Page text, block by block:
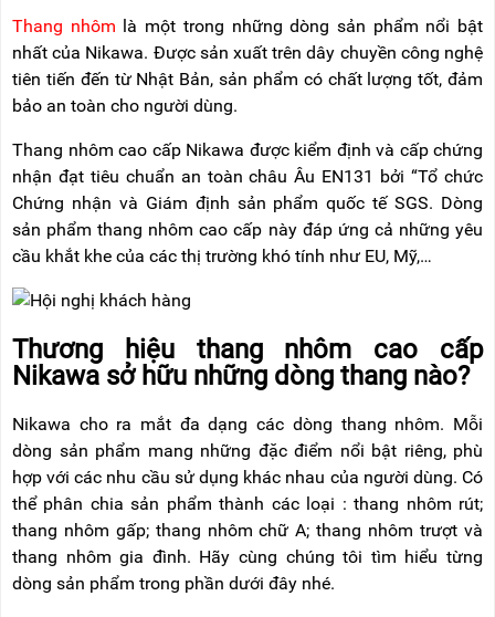
Thang nhôm là một trong những dòng sản phẩm nổi bật
nhất của Nikawa. Được sản xuất trên dây chuyền công nghệ
tiên tiến đến từ Nhật Bản, sản phẩm có chất lượng tốt, đảm
bảo an toàn cho người dùng.
Thang nhôm cao cấp Nikawa được kiểm định và cấp chứng
nhận đạt tiêu chuẩn an toàn châu Âu EN131 bởi “Tổ chức
Chứng nhận và Giám định sản phẩm quốc tế SGS. Dòng
sản phẩm thang nhôm cao cấp này đáp ứng cả những yêu
cầu khắt khe của các thị trường khó tính như EU, Mỹ,…
Thương hiệu thang nhôm cao cấp
Nikawa sở hữu những dòng thang nào?
Nikawa cho ra mắt đa dạng các dòng thang nhôm. Mỗi
dòng sản phẩm mang những đặc điểm nổi bật riêng, phù
hợp với các nhu cầu sử dụng khác nhau của người dùng. Có
thể phân chia sản phẩm thành các loại : thang nhôm rút;
thang nhôm gấp; thang nhôm chữ A; thang nhôm trượt và
thang nhôm gia đình. Hãy cùng chúng tôi tìm hiểu từng
dòng sản phẩm trong phần dưới đây nhé.